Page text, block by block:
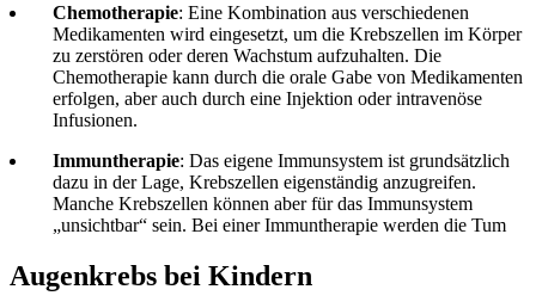
Chemotherapie: Eine Kombination aus verschiedenen
Medikamenten wird eingesetzt, um die Krebszellen im Körper
zu zerstören oder deren Wachstum aufzuhalten. Die
Chemotherapie kann durch die orale Gabe von Medikamenten
erfolgen, aber auch durch eine Injektion oder intravenöse
Infusionen.
Immuntherapie: Das eigene Immunsystem ist grundsätzlich
dazu in der Lage, Krebszellen eigenständig anzugreifen.
Manche Krebszellen können aber für das Immunsystem
„unsichtbar“ sein. Bei einer Immuntherapie werden die Tum
Augenkrebs bei Kindern